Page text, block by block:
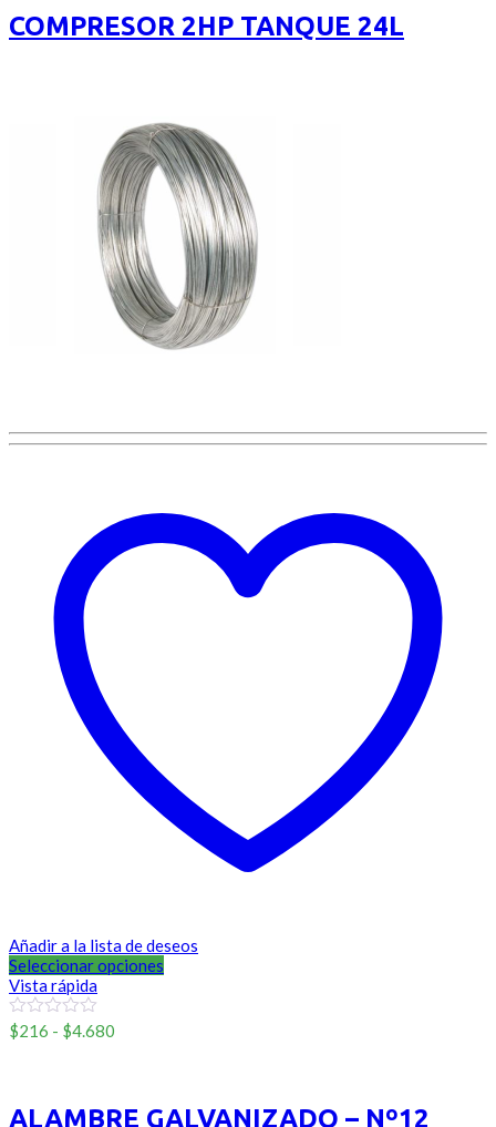
COMPRESOR 2HP TANQUE 24L
Añadir a la lista de deseos
Seleccionar opciones
Vista rápida
0
$216 - $4.680
$216
ALAMBRE GALVANIZADO – Nº12